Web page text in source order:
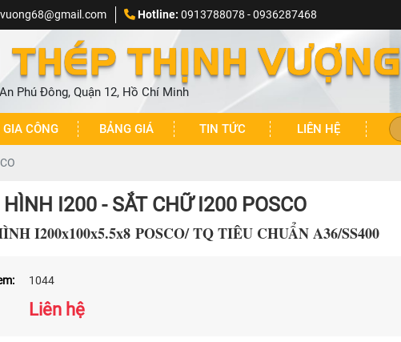
Hotline: 0913788078 - 0936287468
THỊNH VƯỢNG
Phú Đông, Quận 12, Hồ Chí Minh
CÔNG BẢNG GIÁ TIN TỨC LIÊN HỆ
I200 - SẮT CHỮ I200 POSCO
I200x100x5.5x8 POSCO/ TQ TIÊU CHUẨN A36/SS400
1044
Liên hệ